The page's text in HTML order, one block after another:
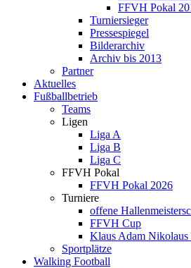
FFVH Pokal
Turniersieger
Pressespiegel
Bilderarchiv
Archiv bis 2013
Partner
Aktuelles
Fußballbetrieb
Teams
Ligen
Liga A
Liga B
Liga C
FFVH Pokal
FFVH Pokal 2026
Turniere
offene
FFVH Cup
Klaus Adam Nikolaus
Sportplätze
Walking Football